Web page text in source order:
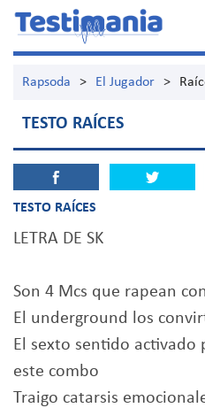
Rapsoda > El Jugador >
TESTO RAÍCES
TESTO RAÍCES
LETRA DE SK
Son 4 Mcs que rapean
El underground los
El sexto sentido activado
este combo
Traigo catarsis